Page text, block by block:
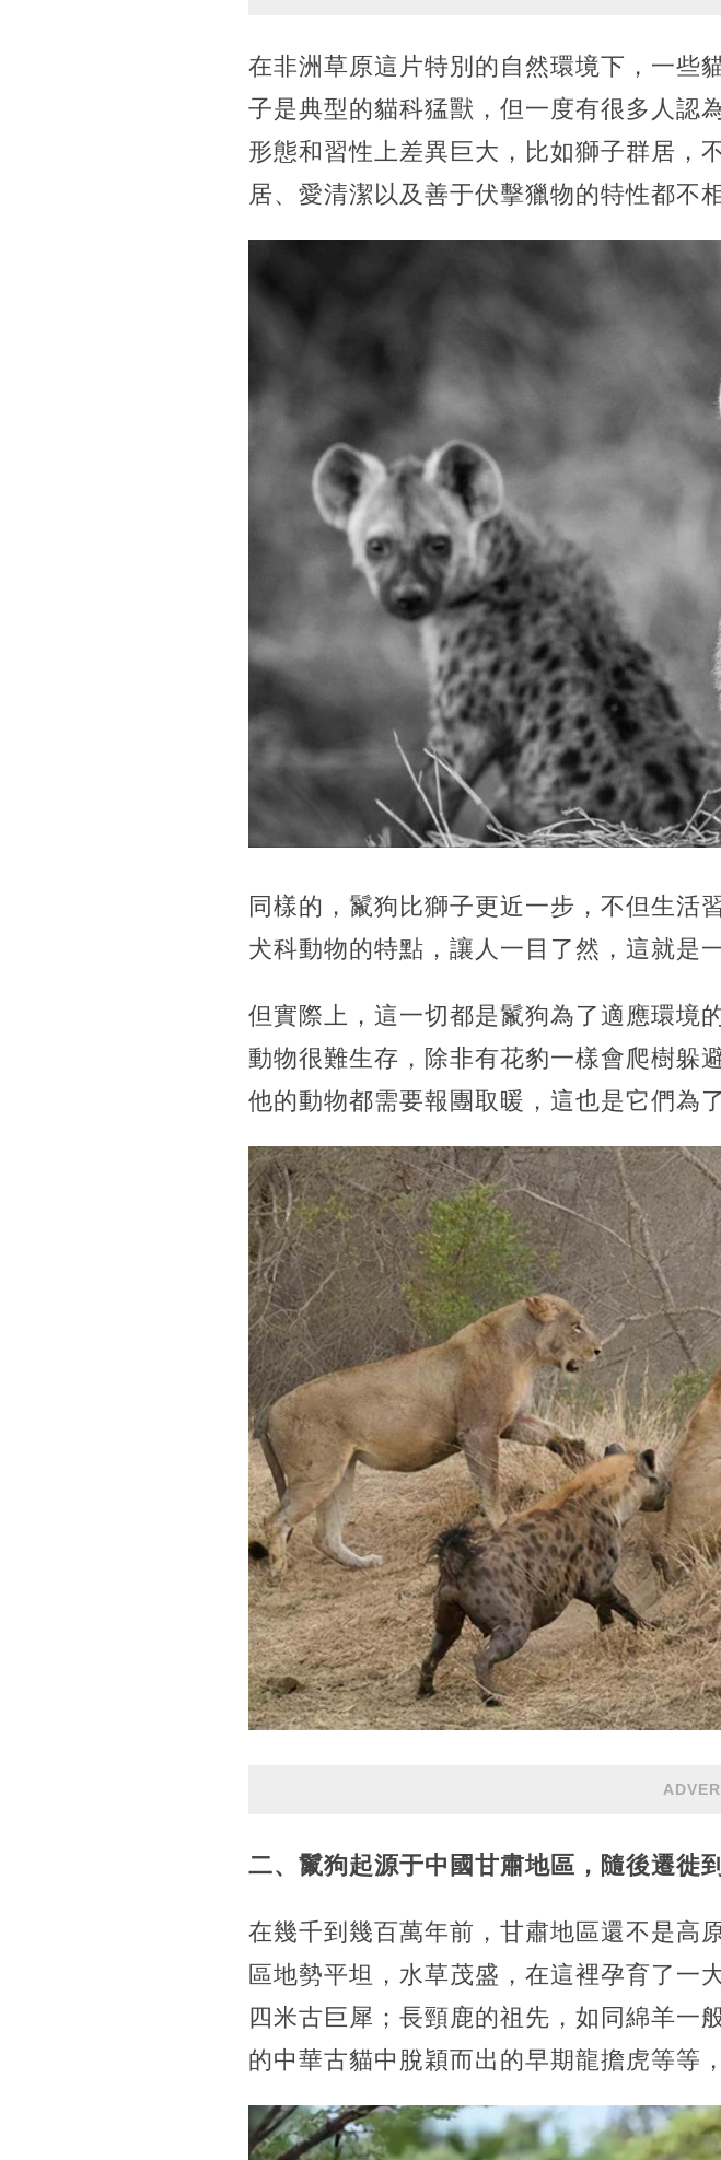
在非洲草原這片特別的自然環境下，一些
子是典型的貓科猛獸，但一度有很多人認
形態和習性上差異巨大，比如獅子群居，
居、愛清潔以及善于伏擊獵物的特性都不
同樣的，鬣狗比獅子更近一步，不但生活
犬科動物的特點，讓人一目了然，這就是
但實際上，這一切都是鬣狗為了適應環境
動物很難生存，除非有花豹一樣會爬樹躲
他的動物都需要報團取暖，這也是它們為
二、鬣狗起源于中國甘肅地區，隨後遷徙
在幾千到幾百萬年前，甘肅地區還不是高
區地勢平坦，水草茂盛，在這裡孕育了一
四米古巨犀；長頸鹿的祖先，如同綿羊一
的中華古貓中脫穎而出的早期龍擔虎等等